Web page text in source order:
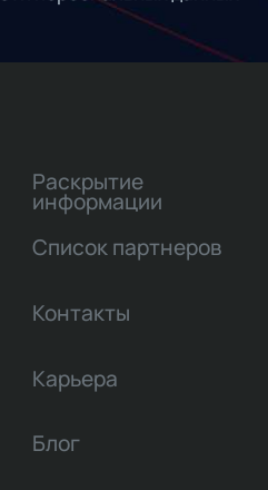
Раскрытие
информации
Список партнеров
Контакты
Карьера
Блог